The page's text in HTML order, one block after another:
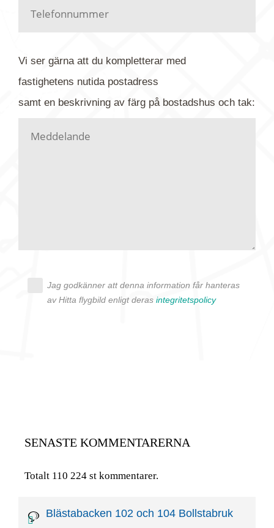
Har du kanske en urblekt flygbild ber vi dig titta på
kontaktar dig så fort vi kan, givetvis utan
Vi ser gärna att du kompletterar med
fastighetens nutidapostadress
samt en beskrivning av färg på bostadshus och tak:
Jag godkänner att denna information får hanteras
av Hitta flygbild enligt deras integritetspolicy
SENASTE KOMMENTARERNA
Totalt 110 224 st kommentarer.
Blästabacken 102 och 104 Bollstabruk